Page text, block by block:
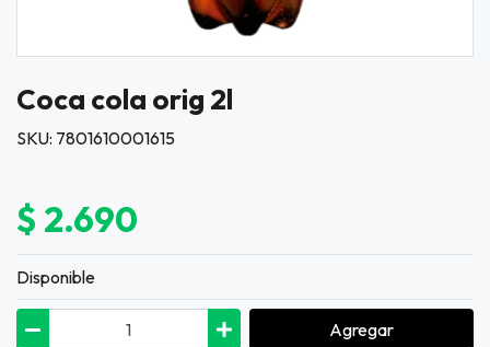
Coca cola orig 2l
SKU: 7801610001615
$ 2.690
Disponible
Agregar